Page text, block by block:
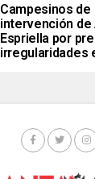
Campesinos de
intervención de
Espriella por
irregularidades